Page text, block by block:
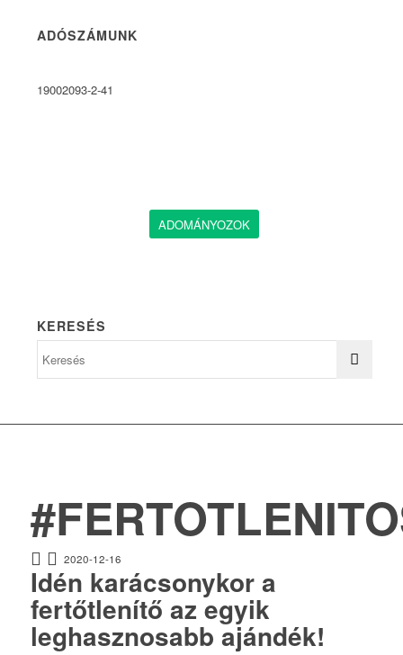
ADÓSZÁMUNK
19002093-2-41
ADOMÁNYOZOK
KERESÉS
2020-12-16
Idén karácsonykor a
fertőtlenítő az egyik
leghasznosabb ajándék!